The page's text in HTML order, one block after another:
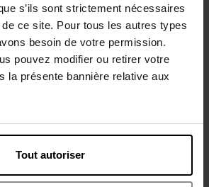
s’ils sont strictement nécessaires
ce site. Pour tous les autres types
besoin de votre permission.
pouvez modifier ou retirer votre
la présente bannière relative aux
Tout autoriser
Soin anti-âge éclat SPF50
Anti-taches – UV – lumière
bleue
Soin Visage